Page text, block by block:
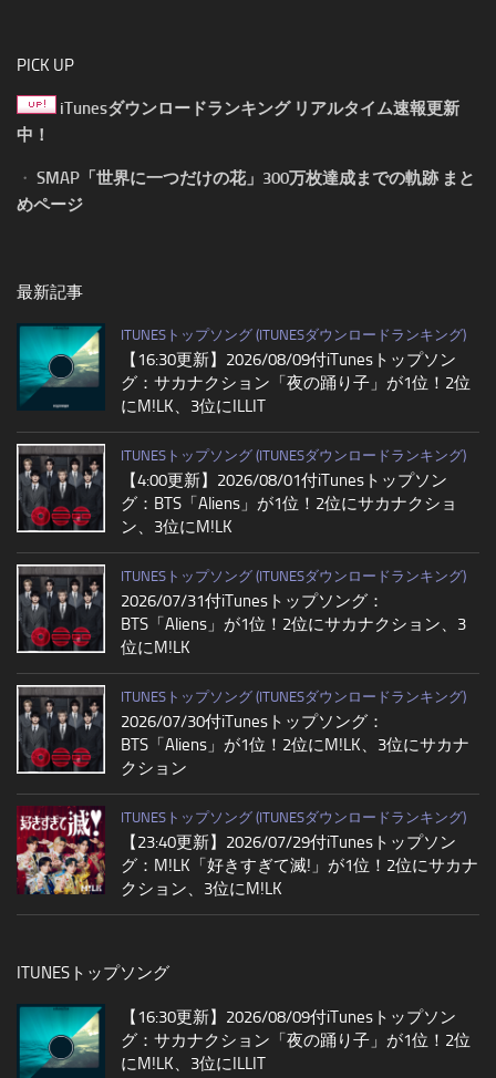
PICK UP
iTunesダウンロードランキング リアルタイム速報更新
中！
・ SMAP「世界に一つだけの花」300万枚達成までの軌跡 まと
めページ
最新記事
ITUNESトップソング (ITUNESダウンロードランキング)
【16:30更新】2026/08/09付iTunesトップソン
グ：サカナクション「夜の踊り子」が1位！2位
にM!LK、3位にILLIT
ITUNESトップソング (ITUNESダウンロードランキング)
【4:00更新】2026/08/01付iTunesトップソン
グ：BTS「Aliens」が1位！2位にサカナクショ
ン、3位にM!LK
ITUNESトップソング (ITUNESダウンロードランキング)
2026/07/31付iTunesトップソング：
BTS「Aliens」が1位！2位にサカナクション、3
位にM!LK
ITUNESトップソング (ITUNESダウンロードランキング)
2026/07/30付iTunesトップソング：
BTS「Aliens」が1位！2位にM!LK、3位にサカナ
クション
ITUNESトップソング (ITUNESダウンロードランキング)
【23:40更新】2026/07/29付iTunesトップソン
グ：M!LK「好きすぎて滅!」が1位！2位にサカナ
クション、3位にM!LK
ITUNESトップソング
【16:30更新】2026/08/09付iTunesトップソン
グ：サカナクション「夜の踊り子」が1位！2位
にM!LK、3位にILLIT